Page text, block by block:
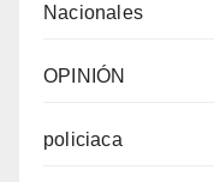
Nacionales
OPINIÓN
policiaca